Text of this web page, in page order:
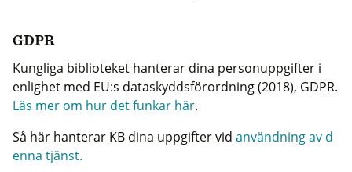
GDPR
Kungliga biblioteket hanterar dina personuppgifter i
enlighet med EU:s dataskyddsförordning (2018), GDPR.
Läs mer om hur det funkar här.
Så här hanterar KB dina uppgifter vid användning av d
enna tjänst.